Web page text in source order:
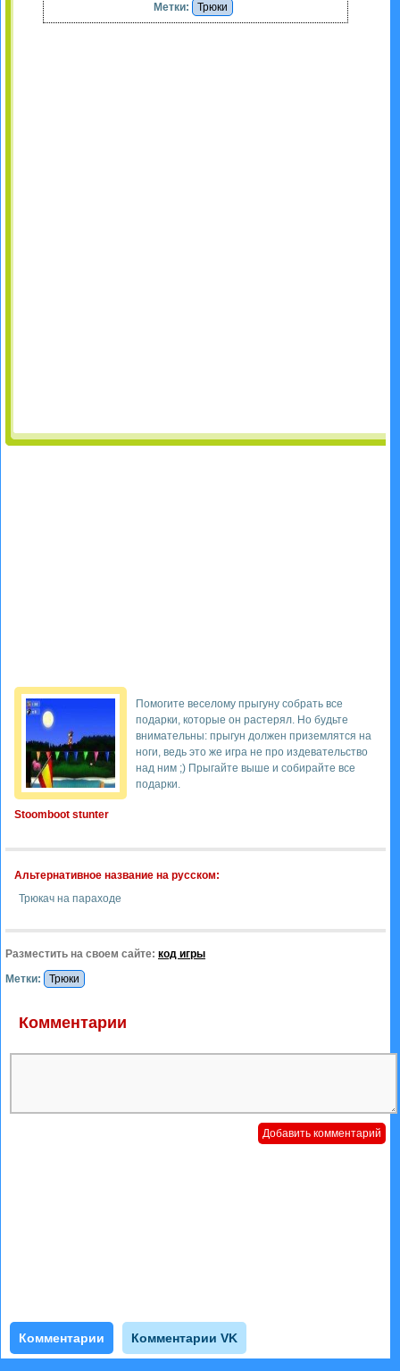
Метки: Трюки
Stoomboot stunter
Помогите веселому прыгуну собрать все
подарки, которые он растерял. Но будьте
внимательны: прыгун должен приземлятся на
ноги, ведь это же игра не про издевательство
над ним ;) Прыгайте выше и собирайте все
подарки.
Альтернативное название на русском:
Трюкач на параходе
Разместить на своем сайте: код игры
Метки:
Трюки
Комментарии
Комментарии Комментарии VK